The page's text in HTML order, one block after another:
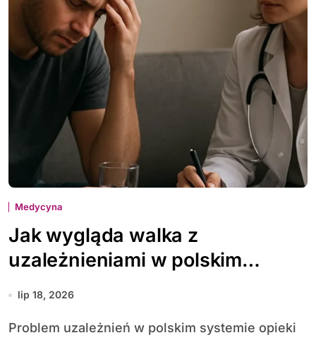
Medycyna
Jak wygląda walka z
uzależnieniami w polskim
systemie zdrowia
lip 18, 2026
Problem uzależnień w polskim systemie opieki